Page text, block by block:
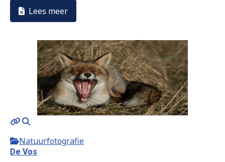
Lees meer
Natuurfotografie
De Vos